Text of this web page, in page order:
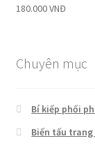
180.000VNĐ
Chuyên mục
Bí kiếp phối
Biến tấu